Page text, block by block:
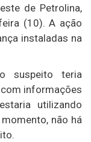
de Petrolina,
(10). A ação
instaladas na
suspeito teria
informações
utilizando
não há